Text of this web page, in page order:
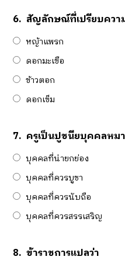
6. สัญลักษณ์ที่เปรียบควา
หญ้าแพรก
ดอกมะเขือ
ข้าวตอก
ดอกเข็ม
7. ครูเป็นปูชนียบุคคลหม
บุคคลที่น่ายกย่อง
บุคคลที่ควรบูชา
บุคคลที่ควรนับถือ
บุคคลที่ควรสรรเสริญ
8. ข้าราชการแปลว่า